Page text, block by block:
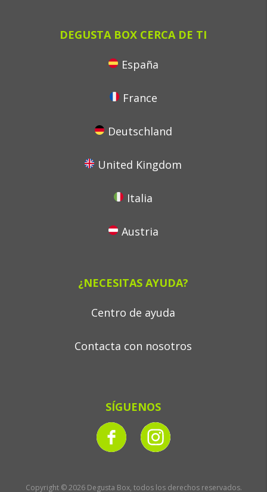
DEGUSTA BOX CERCA DE TI
España
France
Deutschland
United Kingdom
Italia
Austria
¿NECESITAS AYUDA?
Centro de ayuda
Contacta con nosotros
SÍGUENOS
Copyright © 2026 Degusta Box, todos los derechos reservados.